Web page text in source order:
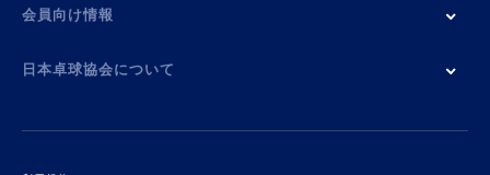
会員向け情報
日本卓球協会について